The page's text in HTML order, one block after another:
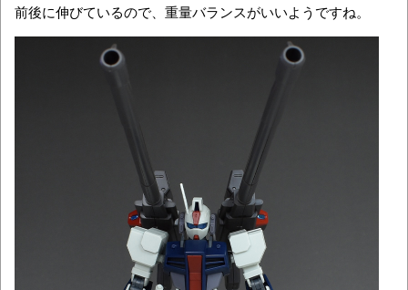
前後に伸びているので、重量バランスがいいようですね。